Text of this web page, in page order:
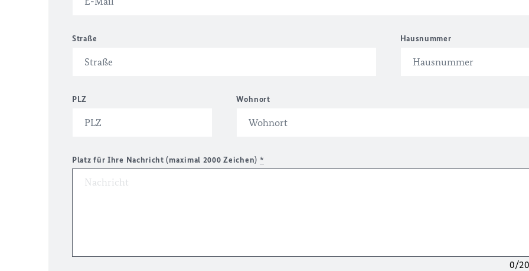
Straße Hausnummer
PLZ Wohnort
Platz für Ihre Nachricht (maximal 2000 Zeichen) *
0/